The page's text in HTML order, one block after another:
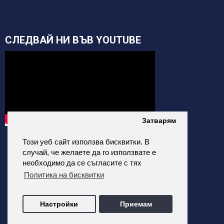
Този уеб сайт използва бисквитки. В
случай, че желаете да го използвате е
необходимо да се съгласите с тях
Политика на бисквитки
Затварям
Настройки Приемам
СЛЕДВАЙ НИ ВЪВ YOUTUBE
Всички цени на сайта са с Включено ДДС